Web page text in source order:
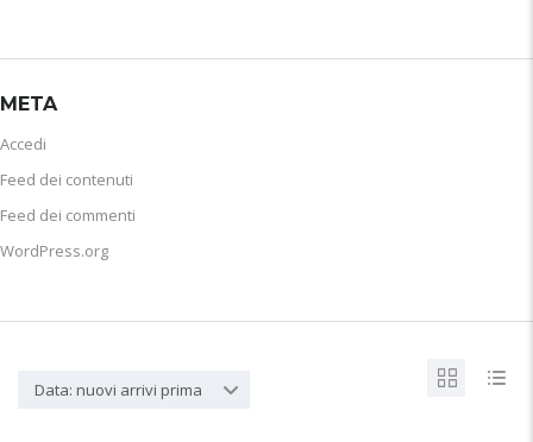
META
Accedi
Feed dei contenuti
Feed dei commenti
WordPress.org
Data: nuovi arrivi prima